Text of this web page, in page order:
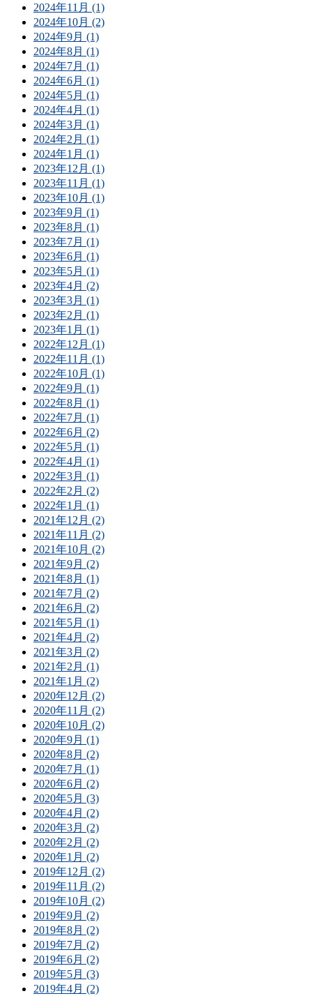
2024年11月 (1)
2024年10月 (2)
2024年9月 (1)
2024年8月 (1)
2024年7月 (1)
2024年6月 (1)
2024年5月 (1)
2024年4月 (1)
2024年3月 (1)
2024年2月 (1)
2024年1月 (1)
2023年12月 (1)
2023年11月 (1)
2023年10月 (1)
2023年9月 (1)
2023年8月 (1)
2023年7月 (1)
2023年6月 (1)
2023年5月 (1)
2023年4月 (2)
2023年3月 (1)
2023年2月 (1)
2023年1月 (1)
2022年12月 (1)
2022年11月 (1)
2022年10月 (1)
2022年9月 (1)
2022年8月 (1)
2022年7月 (1)
2022年6月 (2)
2022年5月 (1)
2022年4月 (1)
2022年3月 (1)
2022年2月 (2)
2022年1月 (1)
2021年12月 (2)
2021年11月 (2)
2021年10月 (2)
2021年9月 (2)
2021年8月 (1)
2021年7月 (2)
2021年6月 (2)
2021年5月 (1)
2021年4月 (2)
2021年3月 (2)
2021年2月 (1)
2021年1月 (2)
2020年12月 (2)
2020年11月 (2)
2020年10月 (2)
2020年9月 (1)
2020年8月 (2)
2020年7月 (1)
2020年6月 (2)
2020年5月 (3)
2020年4月 (2)
2020年3月 (2)
2020年2月 (2)
2020年1月 (2)
2019年12月 (2)
2019年11月 (2)
2019年10月 (2)
2019年9月 (2)
2019年8月 (2)
2019年7月 (2)
2019年6月 (2)
2019年5月 (3)
2019年4月 (2)